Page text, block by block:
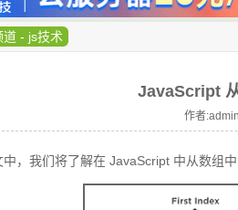
道 - js技术
JavaScript
作者
中，我们将了解在 JavaScript 中从数组